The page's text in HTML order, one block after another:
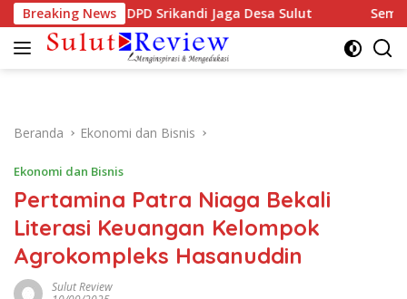
Langsung
ke
konten
Breaking News
Musda DPD Srikandi Jaga Desa Sulut Semarak
Beranda Ekonomi dan Bisnis
Ekonomi dan Bisnis
Pertamina Patra Niaga Bekali
Literasi Keuangan Kelompok
Agrokompleks Hasanuddin
Sulut Review